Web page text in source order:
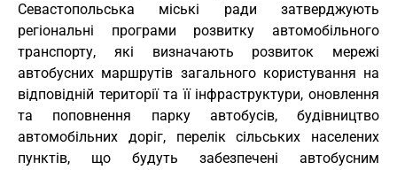
Севастопольська міські ради затверджують
регіональні програми розвитку автомобільного
транспорту, які визначають розвиток мережі
автобусних маршрутів загального користування на
відповідній території та її інфраструктури, оновлення
та поповнення парку автобусів, будівництво
автомобільних доріг, перелік сільських населених
пунктів, що будуть забезпечені автобусним